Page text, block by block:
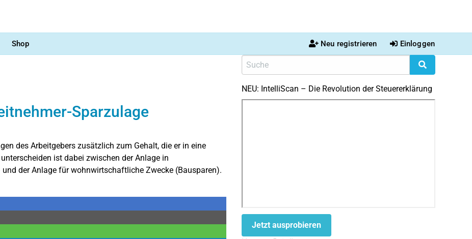
Shop Neu registrieren Einloggen
Sparzulage
des Arbeitgebers zusätzlich zum Gehalt, die er in eine
ist dabei zwischen der Anlage in
der Anlage für wohnwirtschaftliche Zwecke (Bausparen).
NEU: IntelliScan – Die Revolution der Steuererklärung
Jetzt ausprobieren